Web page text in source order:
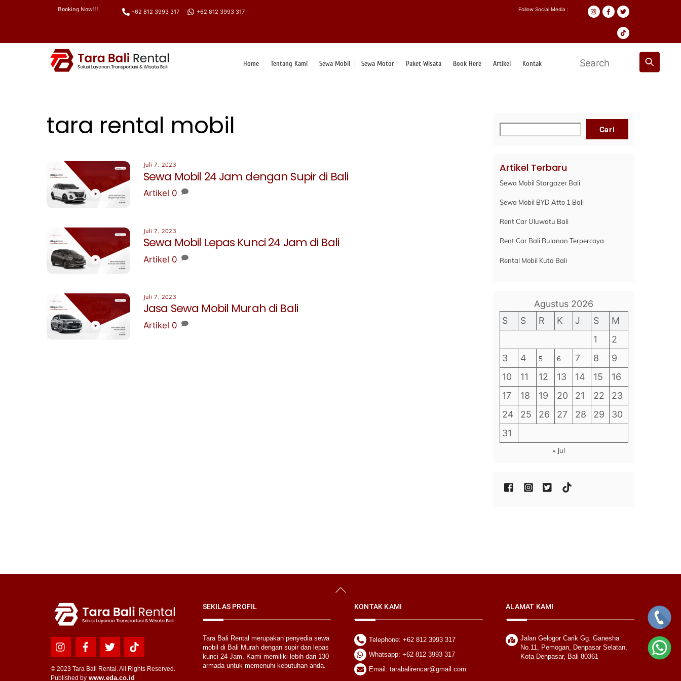
Booking Now!!! +62 812 3993 317 +62 812 3993 317 Follow Social Media :
Home Tentang Kami Sewa Mobil Sewa Motor Paket Wisata Book Here Artikel Kontak
tara rental mobil
Juli 7, 2023
Sewa Mobil 24 Jam dengan Supir di Bali
Artikel 0
Juli 7, 2023
Sewa Mobil Lepas Kunci 24 Jam di Bali
Artikel 0
Juli 7, 2023
Jasa Sewa Mobil Murah di Bali
Artikel 0
Cari Cari
Artikel Terbaru
Sewa Mobil Stargazer Bali
Sewa Mobil BYD Atto 1 Bali
Rent Car Uluwatu Bali
Rent Car Bali Bulanan Terpercaya
Rental Mobil Kuta Bali
Agustus 2026
S
S R K J S
M
1
2
3
4 5 6 7 8
9
10
11 12 13 14 15
16
17
18 19 20 21 22
23
24
25 26 27 28 29
30
31
« Jul
Back
Icon
label
Icon
label
Icon
label
Icon
label
© 2023 Tara Bali Rental. All Rights Reserved.
Published by www.eda.co.id
SEKILAS PROFIL
Tara Bali Rental merupakan penyedia sewa
mobil di Bali Murah dengan supir dan lepas
kunci 24 Jam. Kami memiliki lebih dari 130
armada untuk memenuhi kebutuhan anda.
KONTAK KAMI
Telephone: +62 812 3993 317
Whatsapp: +62 812 3993 317
Email: tarabalirencar@gmail.com
ALAMAT KAMI
Jalan Gelogor Carik Gg. Ganesha
No.11, Pemogan, Denpasar Selatan,
Kota Denpasar, Bali 80361